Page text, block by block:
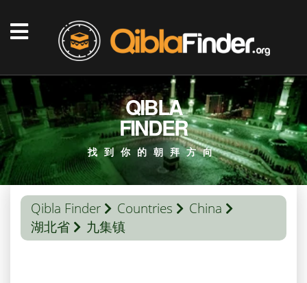
QIBLA
FINDER
找到你的朝拜方向
Qibla Finder Countries
China
湖北省
九集镇